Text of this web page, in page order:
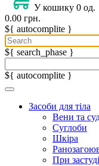
У кошику 0 од.
0.00 грн.
${ autocomplite }
${ search_phase }
${ autocomplite }
Засоби для тіла
Вени та
Суглоби
Шкіра
При